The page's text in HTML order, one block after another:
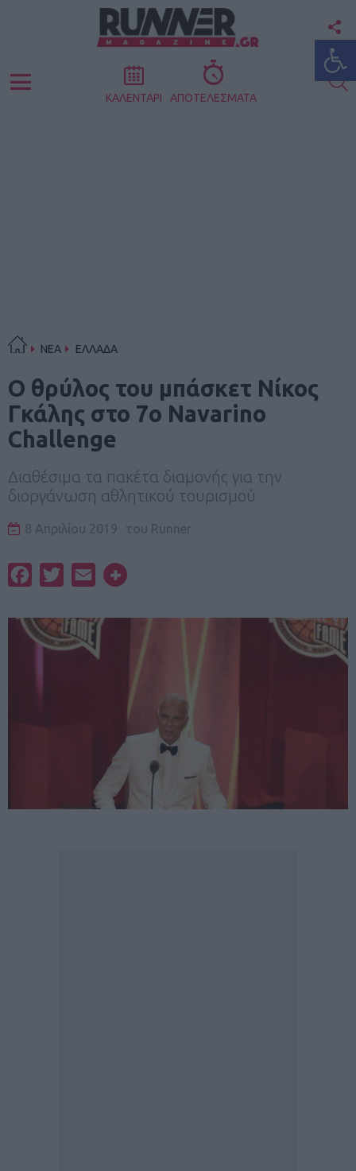
Menu ΚΑΛΕΝΤΑΡΙ ΑΠΟΤΕΛΕΣΜΑΤΑ
ΝΕΑ ΕΛΛΑΔΑ
Ο θρύλος του μπάσκετ Νίκος
Γκάλης στο 7ο Navarino
Challenge
Διαθέσιμα τα πακέτα διαμονής για την
διοργάνωση αθλητικού τουρισμού
8 Απριλίου 2019 του Runner
FacebookTwitterEmail